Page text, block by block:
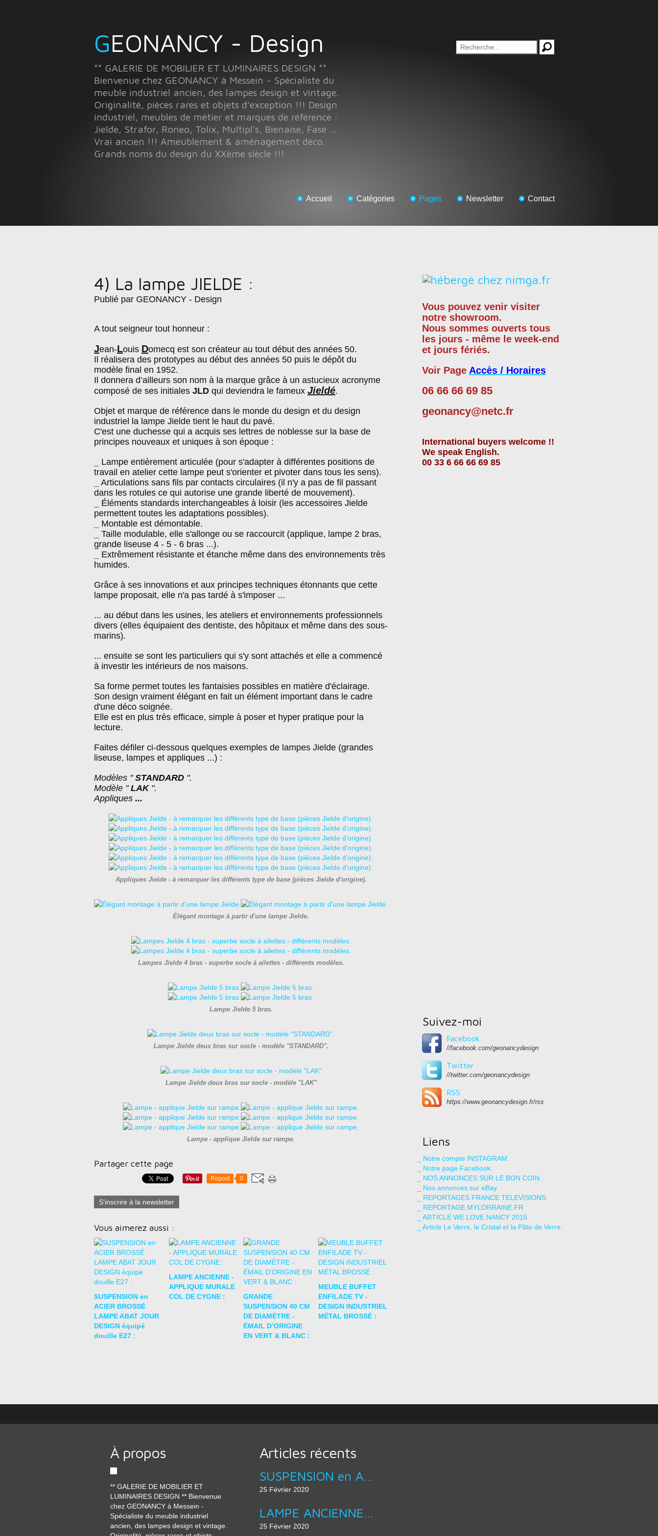
GEONANCY - Design
** GALERIE DE MOBILIER ET LUMINAIRES DESIGN **
Bienvenue chez GEONANCY à Messein - Spécialiste du
meuble industriel ancien, des lampes design et vintage.
Originalité, pièces rares et objets d’exception !!! Design
industriel, meubles de métier et marques de référence :
Jielde, Strafor, Roneo, Tolix, Multipl's, Bienaise, Fase ...
Vrai ancien !!! Ameublement & aménagement déco.
Grands noms du design du XXème siècle !!!
Accueil Catégories Pages Newsletter Contact
4) La lampe JIELDE :
Publié par GEONANCY - Design
A tout seigneur tout honneur :
Jean-Louis Domecq est son créateur au tout début des années 50.
Il réalisera des prototypes au début des années 50 puis le dépôt du
modèle final en 1952.
Il donnera d’ailleurs son nom à la marque grâce à un astucieux acronyme
composé de ses initiales JLD qui deviendra le fameux Jieldé.
Objet et marque de référence dans le monde du design et du design
industriel la lampe Jielde tient le haut du pavé.
C'est une duchesse qui a acquis ses lettres de noblesse sur la base de
principes nouveaux et uniques à son époque :
Lampe entièrement articulée (pour s'adapter à différentes positions de
travail en atelier cette lampe peut s'orienter et pivoter dans tous les sens).
Articulations sans fils par contacts circulaires (il n'y a pas de fil passant
dans les rotules ce qui autorise une grande liberté de mouvement).
Éléments standards interchangeables à loisir (les accessoires Jielde
permettent toutes les adaptations possibles).
Montable est démontable.
Taille modulable, elle s'allonge ou se raccourcit (applique, lampe 2 bras,
grande liseuse 4 - 5 - 6 bras ...).
Extrêmement résistante et étanche même dans des environnements très
humides.
Grâce à ses innovations et aux principes techniques étonnants que cette
lampe proposait, elle n'a pas tardé à s'imposer ...
... au début dans les usines, les ateliers et environnements professionnels
divers (elles équipaient des dentiste, des hôpitaux et même dans des sous-
marins).
... ensuite se sont les particuliers qui s'y sont attachés et elle a commencé
à investir les intérieurs de nos maisons.
Sa forme permet toutes les fantaisies possibles en matière d'éclairage.
Son design vraiment élégant en fait un élément important dans le cadre
d'une déco soignée.
Elle est en plus très efficace, simple à poser et hyper pratique pour la
lecture.
Faites défiler ci-dessous quelques exemples de lampes Jielde (grandes
liseuse, lampes et appliques ...) :
Modèles " STANDARD ".
Modèle " LAK".
Appliques ...
Appliques Jielde - à remarquer les différents type de base (pièces Jielde d'origine).
Élégant montage à partir d'une lampe Jielde.
Lampes Jielde 4 bras - superbe socle à ailettes - différents modèles.
Lampe Jielde 5 bras.
Lampe Jielde deux bras sur socle - modèle "STANDARD".
Lampe Jielde deux bras sur socle - modèle "LAK"
Lampe - applique Jielde sur rampe.
Partager cette page
Repost 0
S'inscrire à la newsletter
Vous aimerez aussi :
SUSPENSION en
ACIER BROSSÉ
LAMPE ABAT JOUR
DESIGN équipé
douille E27 :
LAMPE ANCIENNE -
APPLIQUE MURALE
COL DE CYGNE :
GRANDE
SUSPENSION 40 CM
DE DIAMÈTRE -
ÉMAIL D’ORIGINE
EN VERT & BLANC :
MEUBLE BUFFET
ENFILADE TV -
DESIGN INDUSTRIEL
MÉTAL BROSSÉ :
Vous pouvez venir visiter
notre showroom.
Nous sommes ouverts tous
les jours - même le week-end
et jours fériés.
Voir Page Accès / Horaires
06 66 66 69 85
geonancy@netc.fr
International buyers welcome !!
We speak English.
00 33 6 66 66 69 85
Suivez-moi
Facebook
//facebook.com/geonancydesign
Twitter
//twitter.com/geonancydesign
RSS
https://www.geonancydesign.fr/rss
Liens
_ Notre compte INSTAGRAM.
_ Notre page Facebook.
_ NOS ANNONCES SUR LE BON COIN.
_ Nos annonces sur eBay.
_ REPORTAGES FRANCE TELEVISIONS.
_ REPORTAGE MYLORRAINE.FR
_ ARTICLE WE LOVE NANCY 2015.
_ Article Le Verre, le Cristal et la Pâte de Verre.
À propos
** GALERIE DE MOBILIER ET
LUMINAIRES DESIGN ** Bienvenue
chez GEONANCY à Messein -
Spécialiste du meuble industriel
ancien, des lampes design et vintage.
Articles récents
SUSPENSION en ACIER BROSSÉ LAMPE ABAT JOUR DESIGN équipé douille E27 :
25 Février 2020
LAMPE ANCIENNE - APPLIQUE MURALE COL DE CYGNE :
25 Février 2020